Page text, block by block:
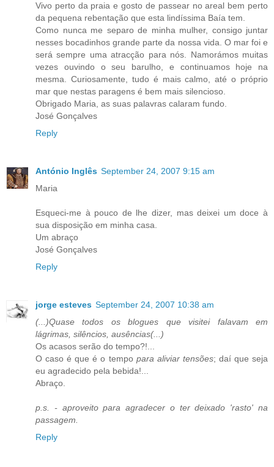
Vivo perto da praia e gosto de passear no areal bem perto
da pequena rebentação que esta lindíssima Baía tem.
Como nunca me separo de minha mulher, consigo juntar
nesses bocadinhos grande parte da nossa vida. O mar foi e
será sempre uma atracção para nós. Namorámos muitas
vezes ouvindo o seu barulho, e continuamos hoje na
mesma. Curiosamente, tudo é mais calmo, até o próprio
mar que nestas paragens é bem mais silencioso.
Obrigado Maria, as suas palavras calaram fundo.
José Gonçalves
Reply
António Inglês September 24, 2007 9:15 am
Maria
Esqueci-me à pouco de lhe dizer, mas deixei um doce à
sua disposição em minha casa.
Um abraço
José Gonçalves
Reply
jorge esteves September 24, 2007 10:38 am
(...)Quase todos os blogues que visitei falavam em
lágrimas, silêncios, ausências(...)
Os acasos serão do tempo?!...
O caso é que é o tempo para aliviar tensões; daí que seja
eu agradecido pela bebida!...
Abraço.
p.s. - aproveito para agradecer o ter deixado 'rasto' na
passagem.
Reply